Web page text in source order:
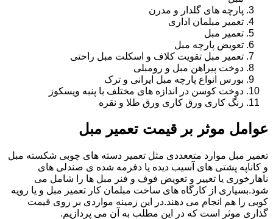
پارچه های گلدار و مدرن
تعمیر مبلمان اداری
تعمیر مبل
تعویض پارچه مبل
تعمیر مبل تقویت کلاف و اسکلت مبل راحتی
دوخت پیراهن مبل و رومبلی
بورس انواع پارچه مبل ایرانی و ترک
دوخت کوسن در اندازه های مختلف با پنبه ویسکوز
رنگ کاری ورق کاری ورق طلا و نقره
عوامل موثر بر قیمت تعمیر مبل
تعمیر مبل موارد متععددی مثل تعمیر دسته های چوبی شکسته مبل
و کاناپه پشتی های آسیب دیده یا دفرمه شده ی صندلی های
ناهارخوری یا تعییر و تعویض فوف و فنر مبل ها را شامل می
شود.بسیاری از کارگاه های ساخت مبلمان کار تعمیر مبل و یا رویه
کوبی را هم انجام می دهند.در این زمینه مواردی بر روی قیمت
گذاری موثر است که در این مطلب به آن می پردازیم.